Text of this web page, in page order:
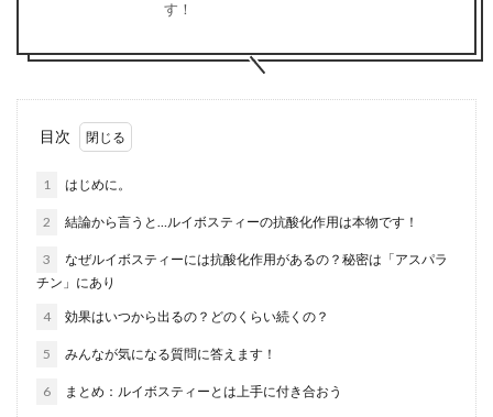
す！
目次
1 はじめに。
2 結論から言うと…ルイボスティーの抗酸化作用は本物です！
3
なぜルイボスティーには抗酸化作用があるの？秘密は「アスパラ
チン」にあり
4 効果はいつから出るの？どのくらい続くの？
5 みんなが気になる質問に答えます！
6 まとめ：ルイボスティーとは上手に付き合おう